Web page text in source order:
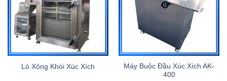
Lò Xông Khói Xúc Xích
Máy Buộc Đầu Xúc Xích AK-
400